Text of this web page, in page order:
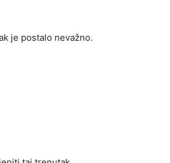
je postalo nevažno.